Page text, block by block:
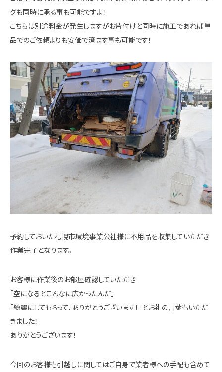
グも同時に承る事も可能ですよ！
こちらは別途料金が発生しますがお片付けと同時に施工であれば単
品でのご依頼よりも安価で済ます事も可能です！
予約しておいた札幌市環境事業公社様に不用品を収集していただき
作業完了となります。
お客様に作業後のお部屋確認していただき
「空になるとこんなに広かったんだ」
「綺麗にしてもらって、ありがとうございます！」とお礼の言葉もいただ
きました！
ありがとうございます！
今回のお客様も引越しに関してはご自身で業者様への手配も含めて